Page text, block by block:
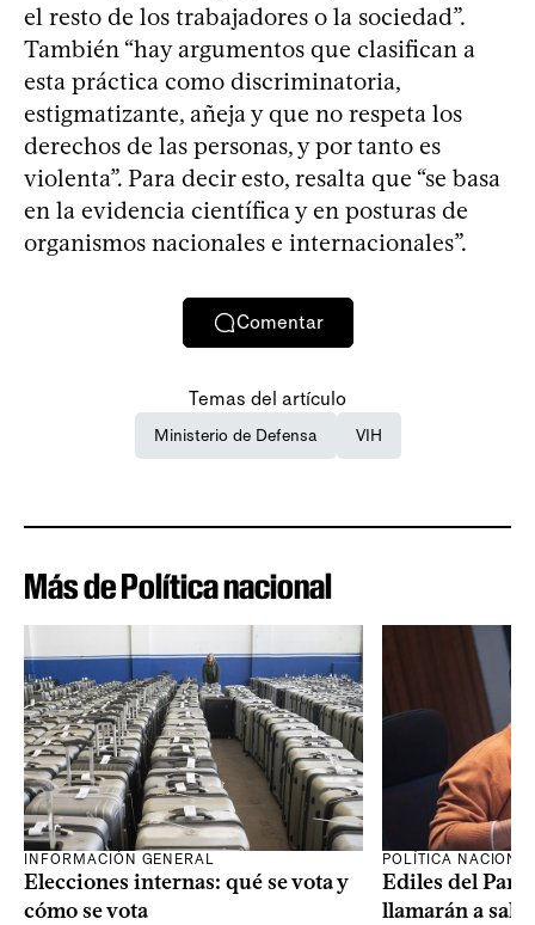
el resto de los trabajadores o la sociedad”.
También “hay argumentos que clasifican a
esta práctica como discriminatoria,
estigmatizante, añeja y que no respeta los
derechos de las personas, y por tanto es
violenta”. Para decir esto, resalta que “se basa
en la evidencia científica y en posturas de
organismos nacionales e internacionales”.
Comentar
Temas del artículo
Ministerio de Defensa VIH
Más de Política nacional
INFORMACIÓN GENERAL
Elecciones internas: qué se vota y
cómo se vota
POLÍTICA
Ediles del
llamarán a sala